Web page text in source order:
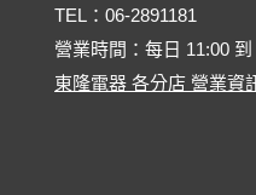
TEL： 06-2891181
營業時間：每日 11:00 到
東隆電器 各分店 營業資